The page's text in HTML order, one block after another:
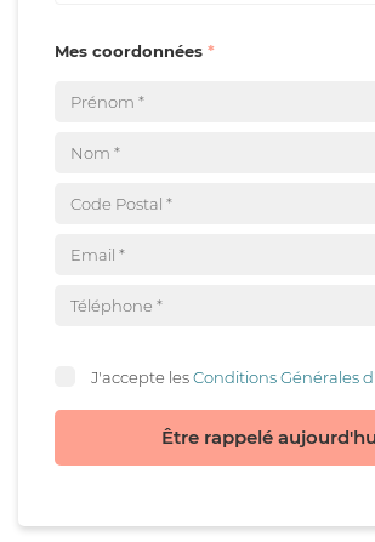
Mes coordonnées
J'accepte lesConditions Générales
Être rappelé